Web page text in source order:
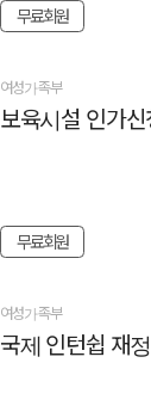
무료회원
여성가족부
보육시설 인가신
무료회원
여성가족부
국제 인턴쉽 재